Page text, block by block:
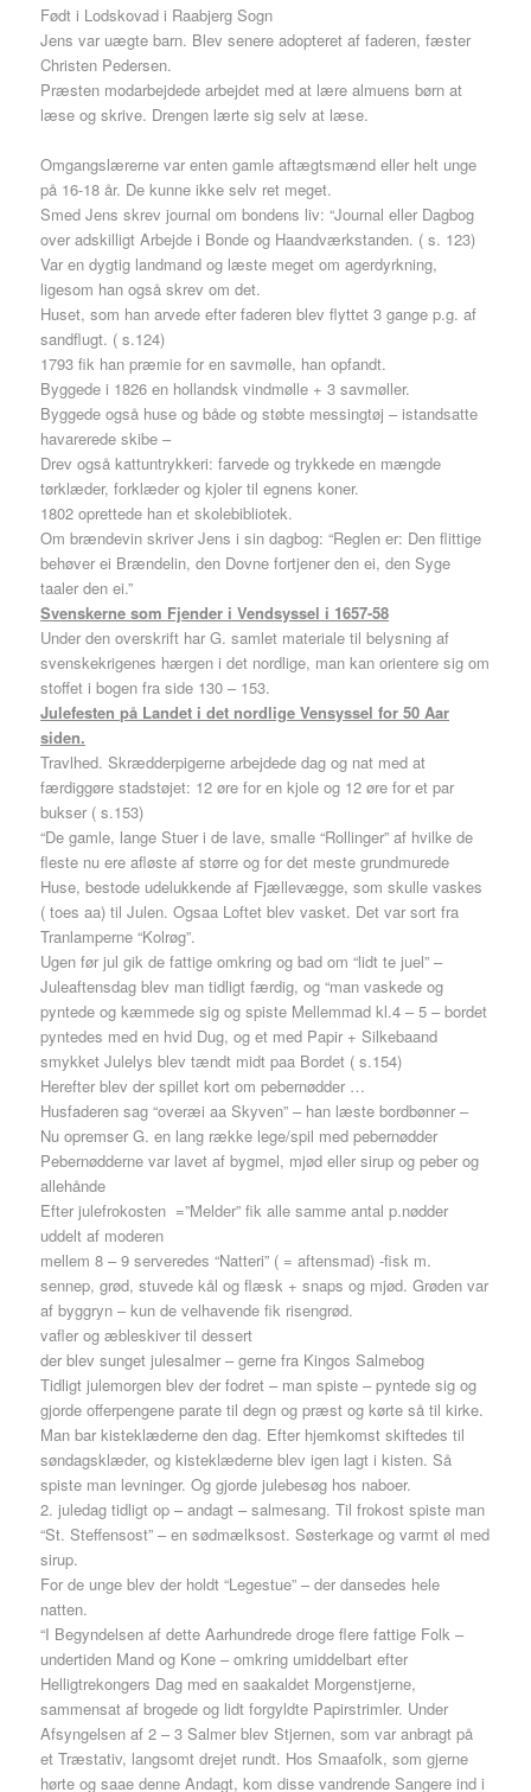
Født i Lodskovad i Raabjerg Sogn
Jens var uægte barn. Blev senere adopteret af faderen, fæster
Christen Pedersen.
Præsten modarbejdede arbejdet med at lære almuens børn at
læse og skrive. Drengen lærte sig selv at læse.
Omgangslærerne var enten gamle aftægtsmænd eller helt unge
på 16-18 år. De kunne ikke selv ret meget.
Smed Jens skrev journal om bondens liv: “Journal eller Dagbog
over adskilligt Arbejde i Bonde og Haandværkstanden. ( s. 123)
Var en dygtig landmand og læste meget om agerdyrkning,
ligesom han også skrev om det.
Huset, som han arvede efter faderen blev flyttet 3 gange p.g. af
sandflugt. ( s.124)
1793 fik han præmie for en savmølle, han opfandt.
Byggede i 1826 en hollandsk vindmølle + 3 savmøller.
Byggede også huse og både og støbte messingtøj – istandsatte
havarerede skibe –
Drev også kattuntrykkeri: farvede og trykkede en mængde
tørklæder, forklæder og kjoler til egnens koner.
1802 oprettede han et skolebibliotek.
Om brændevin skriver Jens i sin dagbog: “Reglen er: Den flittige
behøver ei Brændelin, den Dovne fortjener den ei, den Syge
taaler den ei.”
Svenskerne som Fjender i Vendsyssel i 1657-58
Under den overskrift har G. samlet materiale til belysning af
svenskekrigenes hærgen i det nordlige, man kan orientere sig om
stoffet i bogen fra side 130 – 153.
Julefesten på Landet i det nordlige Vensyssel for 50 Aar
siden.
Travlhed. Skrædderpigerne arbejdede dag og nat med at
færdiggøre stadstøjet: 12 øre for en kjole og 12 øre for et par
bukser ( s.153)
“De gamle, lange Stuer i de lave, smalle “Rollinger” af hvilke de
fleste nu ere afløste af større og for det meste grundmurede
Huse, bestode udelukkende af Fjællevægge, som skulle vaskes
( toes aa) til Julen. Ogsaa Loftet blev vasket. Det var sort fra
Tranlamperne “Kolrøg”.
Ugen før jul gik de fattige omkring og bad om “lidt te juel” –
Juleaftensdag blev man tidligt færdig, og “man vaskede og
pyntede og kæmmede sig og spiste Mellemmad kl.4 – 5 – bordet
pyntedes med en hvid Dug, og et med Papir + Silkebaand
smykket Julelys blev tændt midt paa Bordet ( s.154)
Herefter blev der spillet kort om pebernødder …
Husfaderen sag “overæi aa Skyven” – han læste bordbønner –
Nu opremser G. en lang række lege/spil med pebernødder
Pebernødderne var lavet af bygmel, mjød eller sirup og peber og
allehånde
Efter julefrokosten =”Melder” fik alle samme antal p.nødder
uddelt af moderen
mellem 8 – 9 serveredes “Natteri” ( = aftensmad) -fisk m.
sennep, grød, stuvede kål og flæsk + snaps og mjød. Grøden var
af byggryn – kun de velhavende fik risengrød.
vafler og æbleskiver til dessert
der blev sunget julesalmer – gerne fra Kingos Salmebog
Tidligt julemorgen blev der fodret – man spiste – pyntede sig og
gjorde offerpengene parate til degn og præst og kørte så til kirke.
Man bar kisteklæderne den dag. Efter hjemkomst skiftedes til
søndagsklæder, og kisteklæderne blev igen lagt i kisten. Så
spiste man levninger. Og gjorde julebesøg hos naboer.
2. juledag tidligt op – andagt – salmesang. Til frokost spiste man
“St. Steffensost” – en sødmælksost. Søsterkage og varmt øl med
sirup.
For de unge blev der holdt “Legestue” – der dansedes hele
natten.
“I Begyndelsen af dette Aarhundrede droge flere fattige Folk –
undertiden Mand og Kone – omkring umiddelbart efter
Helligtrekongers Dag med en saakaldet Morgenstjerne,
sammensat af brogede og lidt forgyldte Papirstrimler. Under
Afsyngelsen af 2 – 3 Salmer blev Stjernen, som var anbragt på
et Træstativ, langsomt drejet rundt. Hos Smaafolk, som gjerne
hørte og saae denne Andagt, kom disse vandrende Sangere ind i